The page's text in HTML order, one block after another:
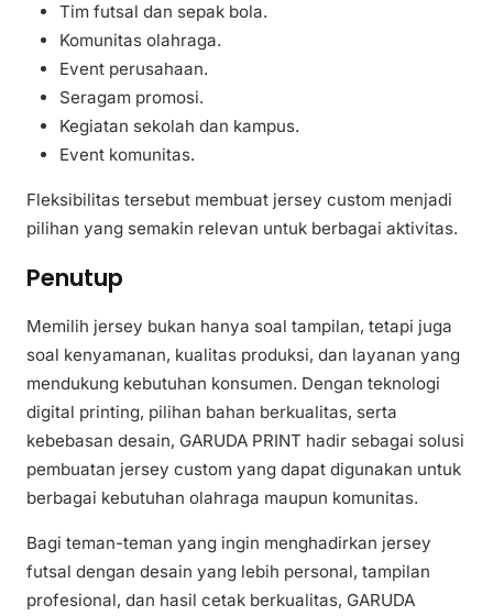
Tim futsal dan sepak bola.
Komunitas olahraga.
Event perusahaan.
Seragam promosi.
Kegiatan sekolah dan kampus.
Event komunitas.
Fleksibilitas tersebut membuat jersey custom menjadi
pilihan yang semakin relevan untuk berbagai aktivitas.
Penutup
Memilih jersey bukan hanya soal tampilan, tetapi juga
soal kenyamanan, kualitas produksi, dan layanan yang
mendukung kebutuhan konsumen. Dengan teknologi
digital printing, pilihan bahan berkualitas, serta
kebebasan desain, GARUDA PRINT hadir sebagai solusi
pembuatan jersey custom yang dapat digunakan untuk
berbagai kebutuhan olahraga maupun komunitas.
Bagi teman-teman yang ingin menghadirkan jersey
futsal dengan desain yang lebih personal, tampilan
profesional, dan hasil cetak berkualitas, GARUDA